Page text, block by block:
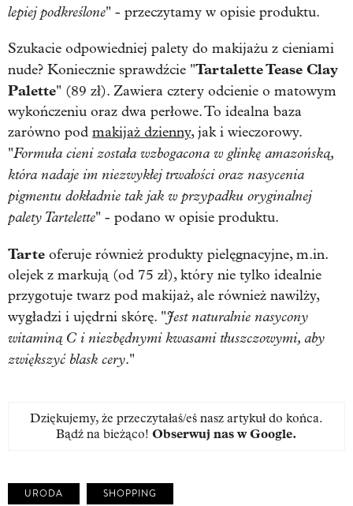
lepiej podkreślone" - przeczytamy w opisie produktu.
Szukacie odpowiedniej palety do makijażu z cieniami
nude? Koniecznie sprawdźcie "Tartalette Tease Clay
Palette" (89 zł). Zawiera cztery odcienie o matowym
wykończeniu oraz dwa perłowe. To idealna baza
zarówno pod makijaż dzienny, jak i wieczorowy.
"Formuła cieni została wzbogacona w glinkę amazońską,
która nadaje im niezwykłej trwałości oraz nasycenia
pigmentu dokładnie tak jak w przypadku oryginalnej
palety Tartelette" - podano w opisie produktu.
Tarte oferuje również produkty pielęgnacyjne, m.in.
olejek z markują (od 75 zł), który nie tylko idealnie
przygotuje twarz pod makijaż, ale również nawilży,
wygładzi i ujędrni skórę. "Jest naturalnie nasycony
witaminą C i niezbędnymi kwasami tłuszczowymi, aby
zwiększyć blask cery."
Dziękujemy, że przeczytałaś/eś nasz artykuł do końca.
Bądź na bieżąco! Obserwuj nas w Google.
URODA
SHOPPING